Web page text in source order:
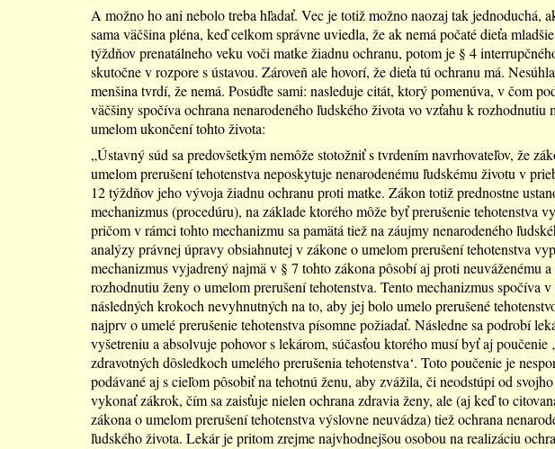
A možno ho ani nebolo treba hľadať. Vec je totiž možno naozaj tak jednoduchá,
sama väčšina pléna, keď celkom správne uviedla, že ak nemá počaté dieťa
týždňov prenatálneho veku voči matke žiadnu ochranu, potom je § 4
skutočne v rozpore s ústavou. Zároveň ale hovorí, že dieťa tú ochranu má.
menšina tvrdí, že nemá. Posúďte sami: nasleduje citát, ktorý pomenúva, v čom
väčšiny spočíva ochrana nenarodeného ľudského života vo vzťahu k rozhodnutiu
umelom ukončení tohto života:
„Ústavný súd sa predovšetkým nemôže stotožniť s tvrdením navrhovateľov, že
umelom prerušení tehotenstva neposkytuje nenarodenému ľudskému životu v
12 týždňov jeho vývoja žiadnu ochranu proti matke. Zákon totiž prednostne
mechanizmus (procedúru), na základe ktorého môže byť prerušenie tehotenstva
pričom v rámci tohto mechanizmu sa pamätá tiež na záujmy nenarodeného
analýzy právnej úpravy obsiahnutej v zákone o umelom prerušení tehotenstva
mechanizmus vyjadrený najmä v § 7 tohto zákona pôsobí aj proti neuváženému a
rozhodnutiu ženy o umelom prerušení tehotenstva. Tento mechanizmus spočíva v
následných krokoch nevyhnutných na to, aby jej bolo umelo prerušené
najprv o umelé prerušenie tehotenstva písomne požiadať. Následne sa podrobí
vyšetreniu a absolvuje pohovor s lekárom, súčasťou ktorého musí byť aj poučenie
zdravotných dôsledkoch umelého prerušenia tehotenstva‘. Toto poučenie je
podávané aj s cieľom pôsobiť na tehotnú ženu, aby zvážila, či neodstúpi od
vykonať zákrok, čím sa zaisťuje nielen ochrana zdravia ženy, ale (aj keď to
zákona o umelom prerušení tehotenstva výslovne neuvádza) tiež ochrana
ľudského života. Lekár je pritom zrejme najvhodnejšou osobou na realizáciu